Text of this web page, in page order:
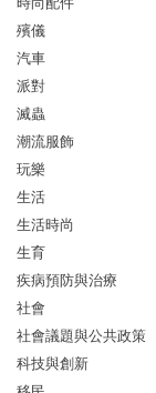
殯儀
汽車
派對
滅蟲
潮流服飾
玩樂
生活
生活時尚
生育
疾病預防與治療
社會
社會議題與公共政策
科技與創新